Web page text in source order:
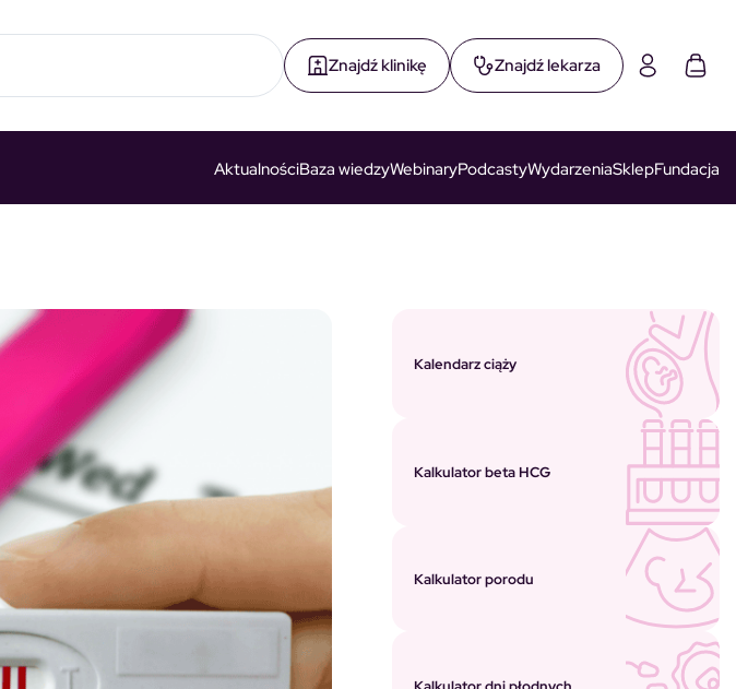
Znajdź klinikę Znajdź lekarza
AktualnościBaza wiedzyWebinaryPodcastyWydarzeniaSklepFundacja
Kalendarz ciąży
Kalkulator beta HCG
Kalkulator porodu